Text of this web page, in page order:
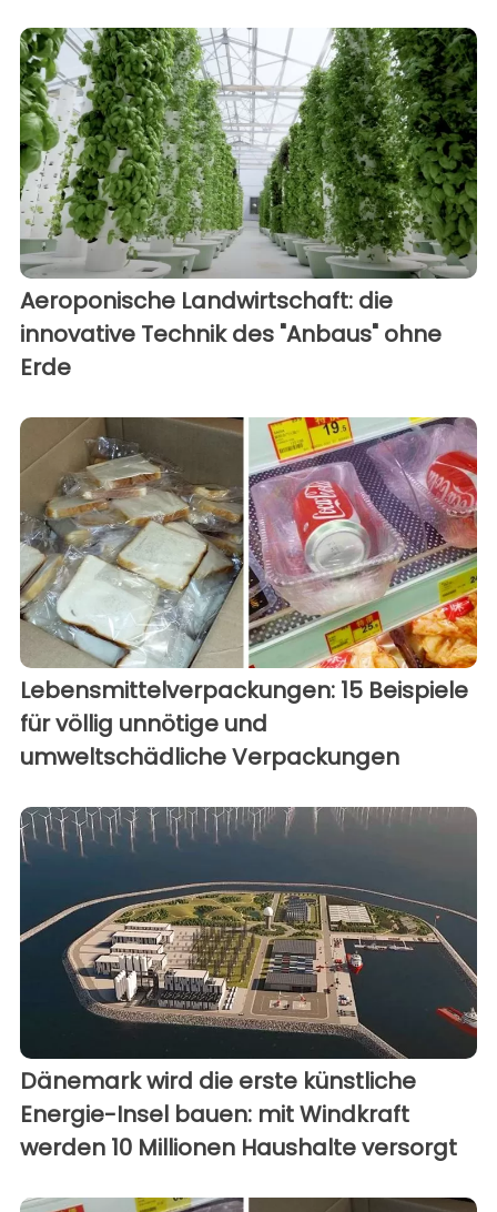
Aeroponische Landwirtschaft: die
innovative Technik des "Anbaus" ohne
Erde
Lebensmittelverpackungen: 15 Beispiele
für völlig unnötige und
umweltschädliche Verpackungen
Dänemark wird die erste künstliche
Energie-Insel bauen: mit Windkraft
werden 10 Millionen Haushalte versorgt